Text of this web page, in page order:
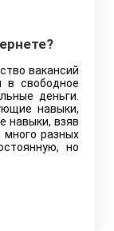
вакансий
в свободное
деньги.
навыки,
навыки, взяв
много разных
но